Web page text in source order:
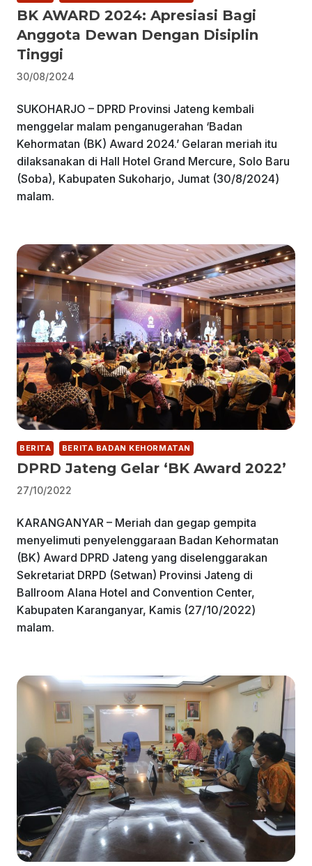
BK AWARD 2024: Apresiasi Bagi
Anggota Dewan Dengan Disiplin
Tinggi
30/08/2024
SUKOHARJO – DPRD Provinsi Jateng kembali
menggelar malam penganugerahan ‘Badan
Kehormatan (BK) Award 2024.’ Gelaran meriah itu
dilaksanakan di Hall Hotel Grand Mercure, Solo Baru
(Soba), Kabupaten Sukoharjo, Jumat (30/8/2024)
malam.
BERITA BERITA BADAN KEHORMATAN
DPRD Jateng Gelar ‘BK Award 2022’
27/10/2022
KARANGANYAR – Meriah dan gegap gempita
menyelimuti penyelenggaraan Badan Kehormatan
(BK) Award DPRD Jateng yang diselenggarakan
Sekretariat DRPD (Setwan) Provinsi Jateng di
Ballroom Alana Hotel and Convention Center,
Kabupaten Karanganyar, Kamis (27/10/2022)
malam.